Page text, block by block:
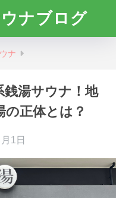
ナブログ
ナ
銭湯サウナ！地
正体とは？
1日